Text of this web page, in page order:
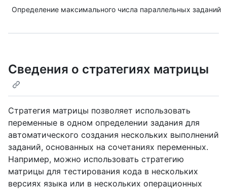
Определение максимального числа параллельных заданий
Сведения о стратегиях матрицы
Стратегия матрицы позволяет использовать
переменные в одном определении задания для
автоматического создания нескольких выполнений
заданий, основанных на сочетаниях переменных.
Например, можно использовать стратегию
матрицы для тестирования кода в нескольких
версиях языка или в нескольких операционных